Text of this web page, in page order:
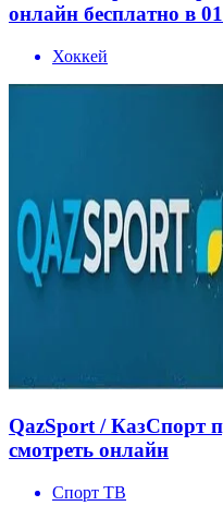
онлайн бесплатно в
Хоккей
QazSport / КазСпорт
смотреть онлайн
Спорт ТВ